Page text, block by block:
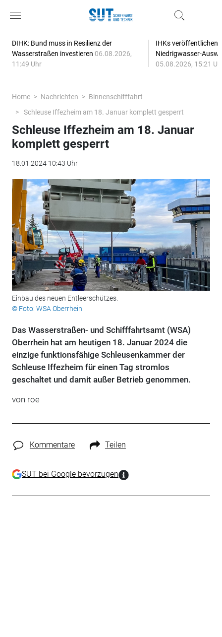
DIHK: Bund muss in Resilienz der
Wasserstraßen investieren 06.08.2026,
11:49 Uhr
IHKs veröffentlichen
Niedrigwasser-
05.08.2026, 15:21
Home Nachrichten
Binnenschifffahrt
Schleuse Iffezheim am 18. Januar komplett gesperrt
Schleuse Iffezheim am 18. Januar
komplett gesperrt
18.01.2024 10:43 Uhr
Einbau des neuen Entleerschützes.
© Foto: WSA Oberrhein
Das Wasserstraßen- und Schifffahrtsamt (WSA)
Oberrhein hat am heutigen 18. Januar 2024 die
einzige funktionsfähige Schleusenkammer der
Schleuse Iffezheim für einen Tag stromlos
geschaltet und damit außer Betrieb genommen.
von roe
Kommentare Teilen
SUT bei Google bevorzugen